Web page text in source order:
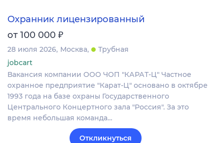
Охранник лицензированный
от 100 000 ₽
28 июля 2026 Москва
Трубная
jobcart
Вакансия компании ООО ЧОП "КАРАТ-Ц" Частное
охранное предприятие "Карат-Ц" основано в октябре
1993 года на базе охраны Государственного
Центрального Концертного зала "Россия". За это
время небольшая команда…
Откликнуться